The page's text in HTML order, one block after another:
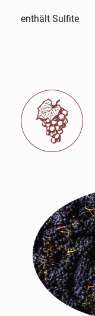
enthält Sulfite